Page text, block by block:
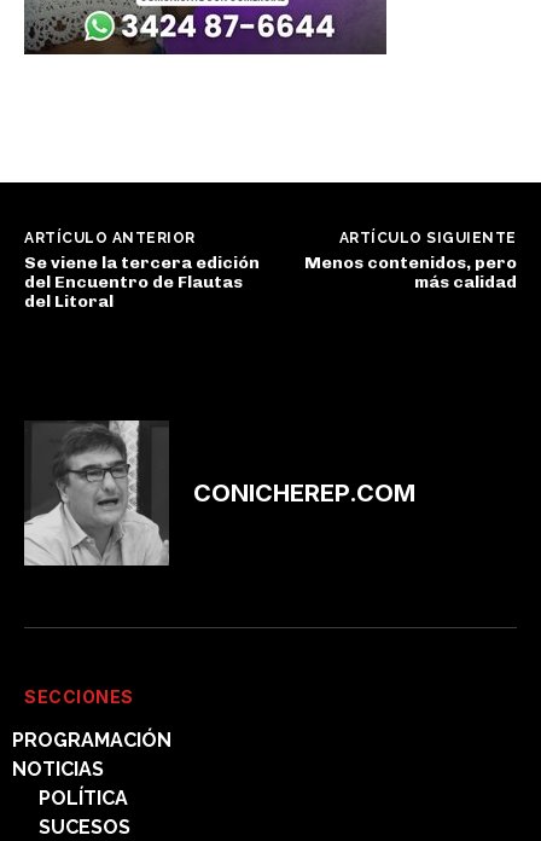
ARTÍCULO ANTERIOR
Se viene la tercera edición
del Encuentro de Flautas
del Litoral
ARTÍCULO SIGUIENTE
Menos contenidos, pero
más calidad
CONICHEREP.COM
SECCIONES
PROGRAMACIÓN
NOTICIAS
POLÍTICA
SUCESOS